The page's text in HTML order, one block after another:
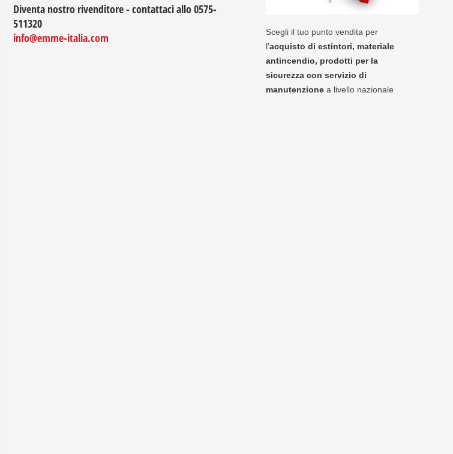
Diventa nostro rivenditore - contattaci allo 0575-
511320
info@emme-italia.com
Scegli il tuo punto vendita per
l'acquisto di estintori, materiale
antincendio, prodotti per la
sicurezza con servizio di
manutenzionea livello nazionale